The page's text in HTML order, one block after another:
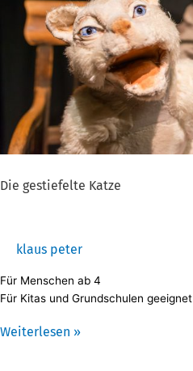
Die gestiefelte Katze
klaus peter
Für Menschen ab 4
Für Kitas und Grundschulen geeignet
Weiterlesen »